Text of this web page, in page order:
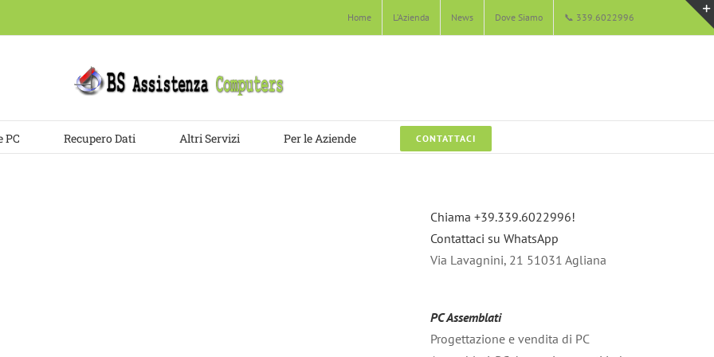
Home L’Azienda News Dove Siamo 📞 339.6022996
PC Recupero Dati Altri Servizi Per le Aziende CONTATTACI
Chiama +39.339.6022996!
Contattaci su WhatsApp
Via Lavagnini, 21 51031 Agliana
PC Assemblati
Progettazione e vendita di PC